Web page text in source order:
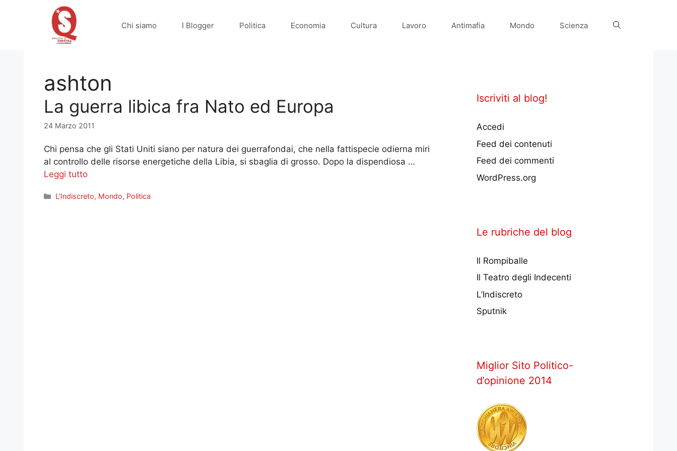
Chi siamo I Blogger Politica Economia Cultura Lavoro Antimafia Mondo Scienza
ashton
La guerra libica fra Nato ed Europa
24 Marzo 2011
Chi pensa che gli Stati Uniti siano per natura dei guerrafondai, che nella fattispecie odierna miri
al controllo delle risorse energetiche della Libia, si sbaglia di grosso. Dopo la dispendiosa …
Leggi tutto
Categorie
L'Indiscreto, Mondo, Politica
Iscriviti al blog!
Accedi
Feed dei contenuti
Feed dei commenti
WordPress.org
Le rubriche del blog
Il Rompiballe
Il Teatro degli Indecenti
L’Indiscreto
Sputnik
Miglior Sito Politico-
d’opinione 2014